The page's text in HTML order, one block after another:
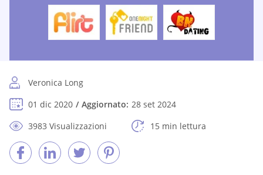
Veronica Long
01 dic 2020
Aggiornato: 28 set 2024
3983 Visualizzazioni
15 min lettura